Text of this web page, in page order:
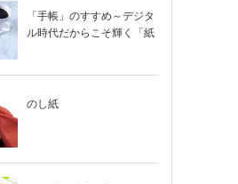
「手帳」のすすめ～デジタ
ル時代だからこそ輝く「紙
のし紙